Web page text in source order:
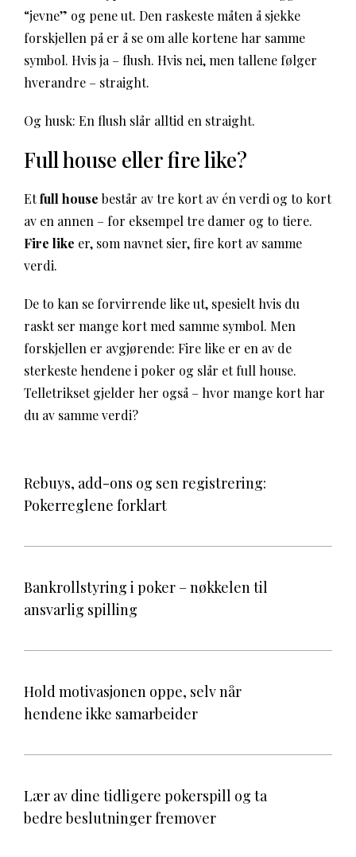
“jevne” og pene ut. Den raskeste måten å sjekke
forskjellen på er å se om alle kortene har samme
symbol. Hvis ja – flush. Hvis nei, men tallene følger
hverandre – straight.
Og husk: En flush slår alltid en straight.
Full house eller fire like?
Etfull house består av tre kort av én verdi og to kort
av en annen – for eksempel tre damer og to tiere.
Fire like er, som navnet sier, fire kort av samme
verdi.
De to kan se forvirrende like ut, spesielt hvis du
raskt ser mange kort med samme symbol. Men
forskjellen er avgjørende: Fire like er en av de
sterkeste hendene i poker og slår et full house.
Telletrikset gjelder her også – hvor mange kort har
du av samme verdi?
Rebuys, add-ons og sen registrering:
Pokerreglene forklart
Bankrollstyring i poker – nøkkelen til
ansvarlig spilling
Hold motivasjonen oppe, selv når
hendene ikke samarbeider
Lær av dine tidligere pokerspill og ta
bedre beslutninger fremover